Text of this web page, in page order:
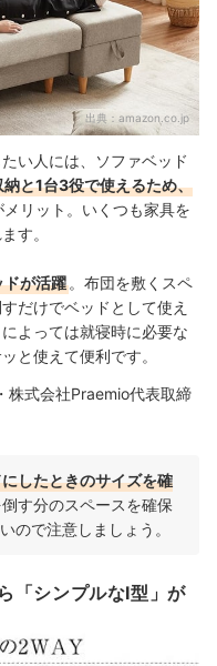
出典： amazon.co.jp
い人には、ソファベッド
と1台3役で使えるため、
メリット。いくつも家具を
す。
ドが活躍 。布団を敷くスペ
だけでベッドとして使え
よっては就寝時に必要な
と使えて便利です。
株式会社Praemio代表取締
したときのサイズを確
す分のスペースを確保
ので注意しましょう。
「シンプルなI型」が